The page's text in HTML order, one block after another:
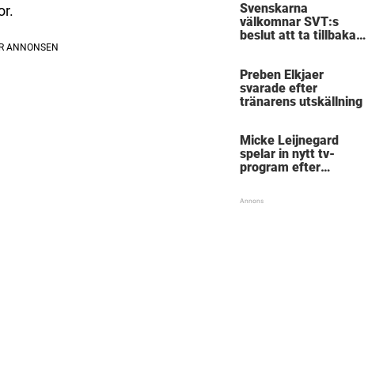
Svenskarna
välkomnar SVT:s
beslut att ta tillbaka
Preben Elkjaer
svarade efter
tränarens utskällning
Micke Leijnegard
spelar in nytt tv-
program efter